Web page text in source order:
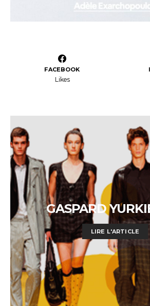
FACEBOOK
Likes
GASPARD
LIRE L'ARTICLE